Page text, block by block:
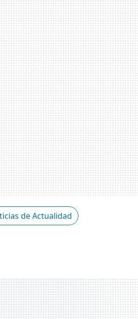
de Actualidad